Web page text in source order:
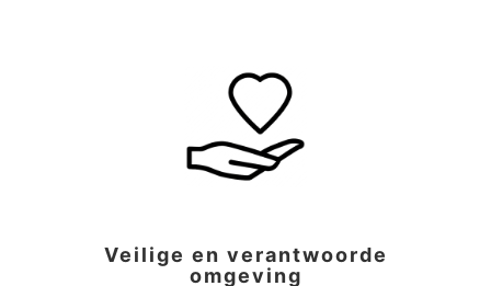
Veilige en verantwoorde
omgeving